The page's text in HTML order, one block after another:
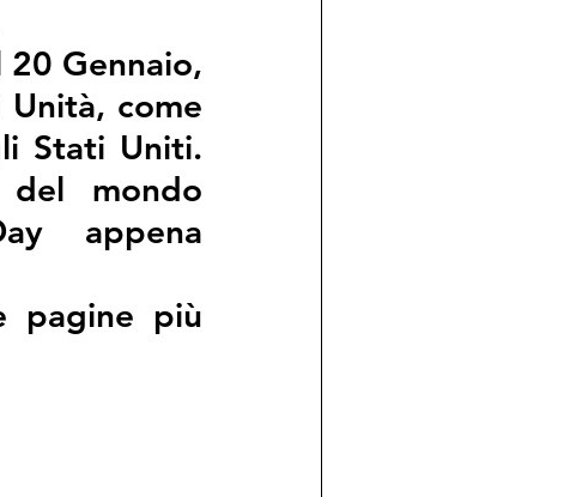
Gennaio,
come
Stati Uniti.
mondo
appena
pagine più